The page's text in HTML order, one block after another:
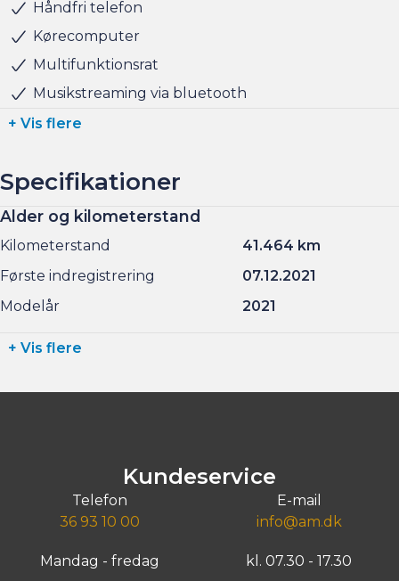
Håndfri telefon
Kørecomputer
Multifunktionsrat
Musikstreaming via bluetooth
+ Vis flere
Specifikationer
Alder og kilometerstand
Kilometerstand
41.464 km
Første indregistrering
07.12.2021
Modelår
2021
+ Vis flere
Kundeservice
Telefon
36 93 10 00
E-mail
info@am.dk
Mandag - fredag kl. 07.30 - 17.30